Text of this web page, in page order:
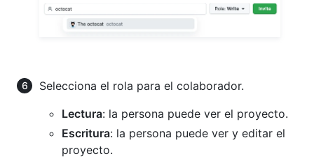
Selecciona el rola para el colaborador.
Lectura: la persona puede ver el proyecto.
Escritura: la persona puede ver y editar el
proyecto.